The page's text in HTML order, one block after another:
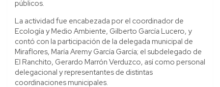
públicos.
La actividad fue encabezada por el coordinador de
Ecología y Medio Ambiente, Gilberto García Lucero, y
contó con la participación de la delegada municipal de
Miraflores, María Aremy García García; el subdelegado de
El Ranchito, Gerardo Marrón Verduzco, así como personal
delegacional y representantes de distintas
coordinaciones municipales.